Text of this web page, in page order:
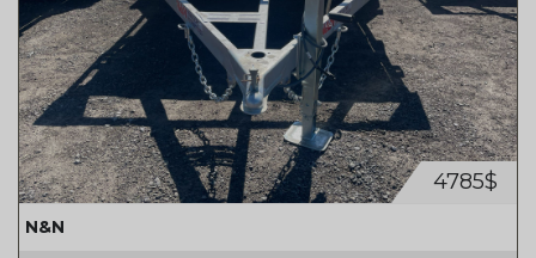
4785$
N&N